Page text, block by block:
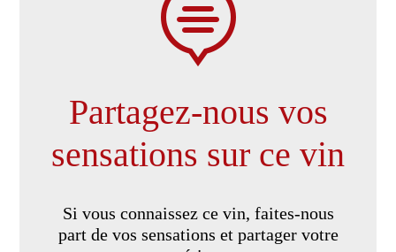

Partagez-nous vos
sensations sur ce vin
Si vous connaissez ce vin, faites-nous
part de vos sensations et partager votre